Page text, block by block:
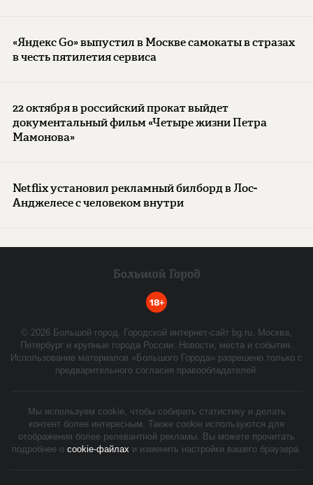
«Яндекс Go» выпустил в Москве самокаты в стразах
в честь пятилетия сервиса
22 октября в российский прокат выйдет
документальный фильм «Четыре жизни Петра
Мамонова»
Netflix установил рекламный билборд в Лос-
Анджелесе с человеком внутри
18+
© 2026 Большой город. Городской интернет-сайт bg.ru. Москва,
Петербург и крупные города России. Новости, места и события.
Использование материалов «Большого Города» разрешено только с
предварительного согласия правообладателей.
Мы используем cookie, чтобы собирать статистику и делать
контент более интересным. Также cookie используются для
отображения более релевантной рекламы. Вы можете прочитать
подробнее о cookie-файлах и изменить настройки вашего браузера.